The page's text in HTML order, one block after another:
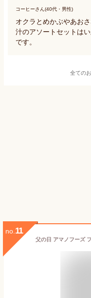
コーヒーさん(40代・男性)
オクラとめかぶやあお
汁のアソートセットは
です。
全ての
no. 11